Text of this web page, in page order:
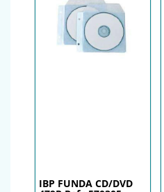
IBP FUNDA CD/DVD